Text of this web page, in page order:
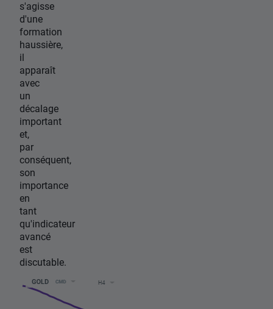
s'agisse
d'une
formation
haussière,
il
apparaît
avec
un
décalage
important
et,
par
conséquent,
son
importance
en
tant
qu'indicateur
avancé
est
discutable.